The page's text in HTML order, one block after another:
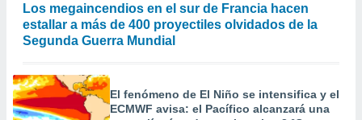
un
datos
Los megaincendios en el sur de Francia hacen
estallar a más de 400 proyectiles olvidados de la
Segunda Guerra Mundial
El fenómeno de El Niño se intensifica y el
ECMWF avisa: el Pacífico alcanzará una